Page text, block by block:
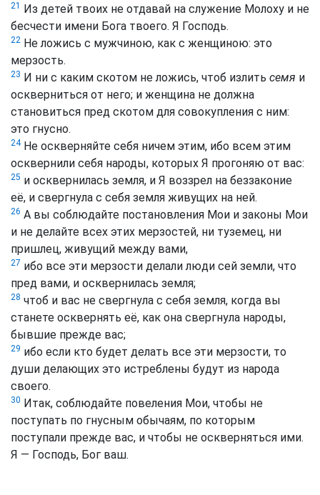
21
Из детей твоих не отдавай на служение Молоху и не
бесчести имени Бога твоего. Я Господь.
22 Не ложись с мужчиною, как с женщиною: это
мерзость.
23 И ни с каким скотом не ложись, чтоб излить семя и
оскверниться от него; и женщина не должна
становиться пред скотом для совокупления с ним:
это гнусно.
24Не оскверняйте себя ничем этим, ибо всем этим
осквернили себя народы, которых Я прогоняю от вас:
25 и осквернилась земля, и Я воззрел на беззаконие
её, и свергнула с себя земля живущих на ней.
26 А вы соблюдайте постановления Мои и законы Мои
и не делайте всех этих мерзостей, ни туземец, ни
пришлец, живущий между вами,
27 ибо все эти мерзости делали люди сей земли, что
пред вами, и осквернилась земля;
28 чтоб и вас не свергнула с себя земля, когда вы
станете осквернять её, как она свергнула народы,
бывшие прежде вас;
29 ибо если кто будет делать все эти мерзости, то
души делающих это истреблены будут из народа
своего.
30 Итак, соблюдайте повеления Мои, чтобы не
поступать по гнусным обычаям, по которым
поступали прежде вас, и чтобы не оскверняться ими.
Я — Господь, Бог ваш.